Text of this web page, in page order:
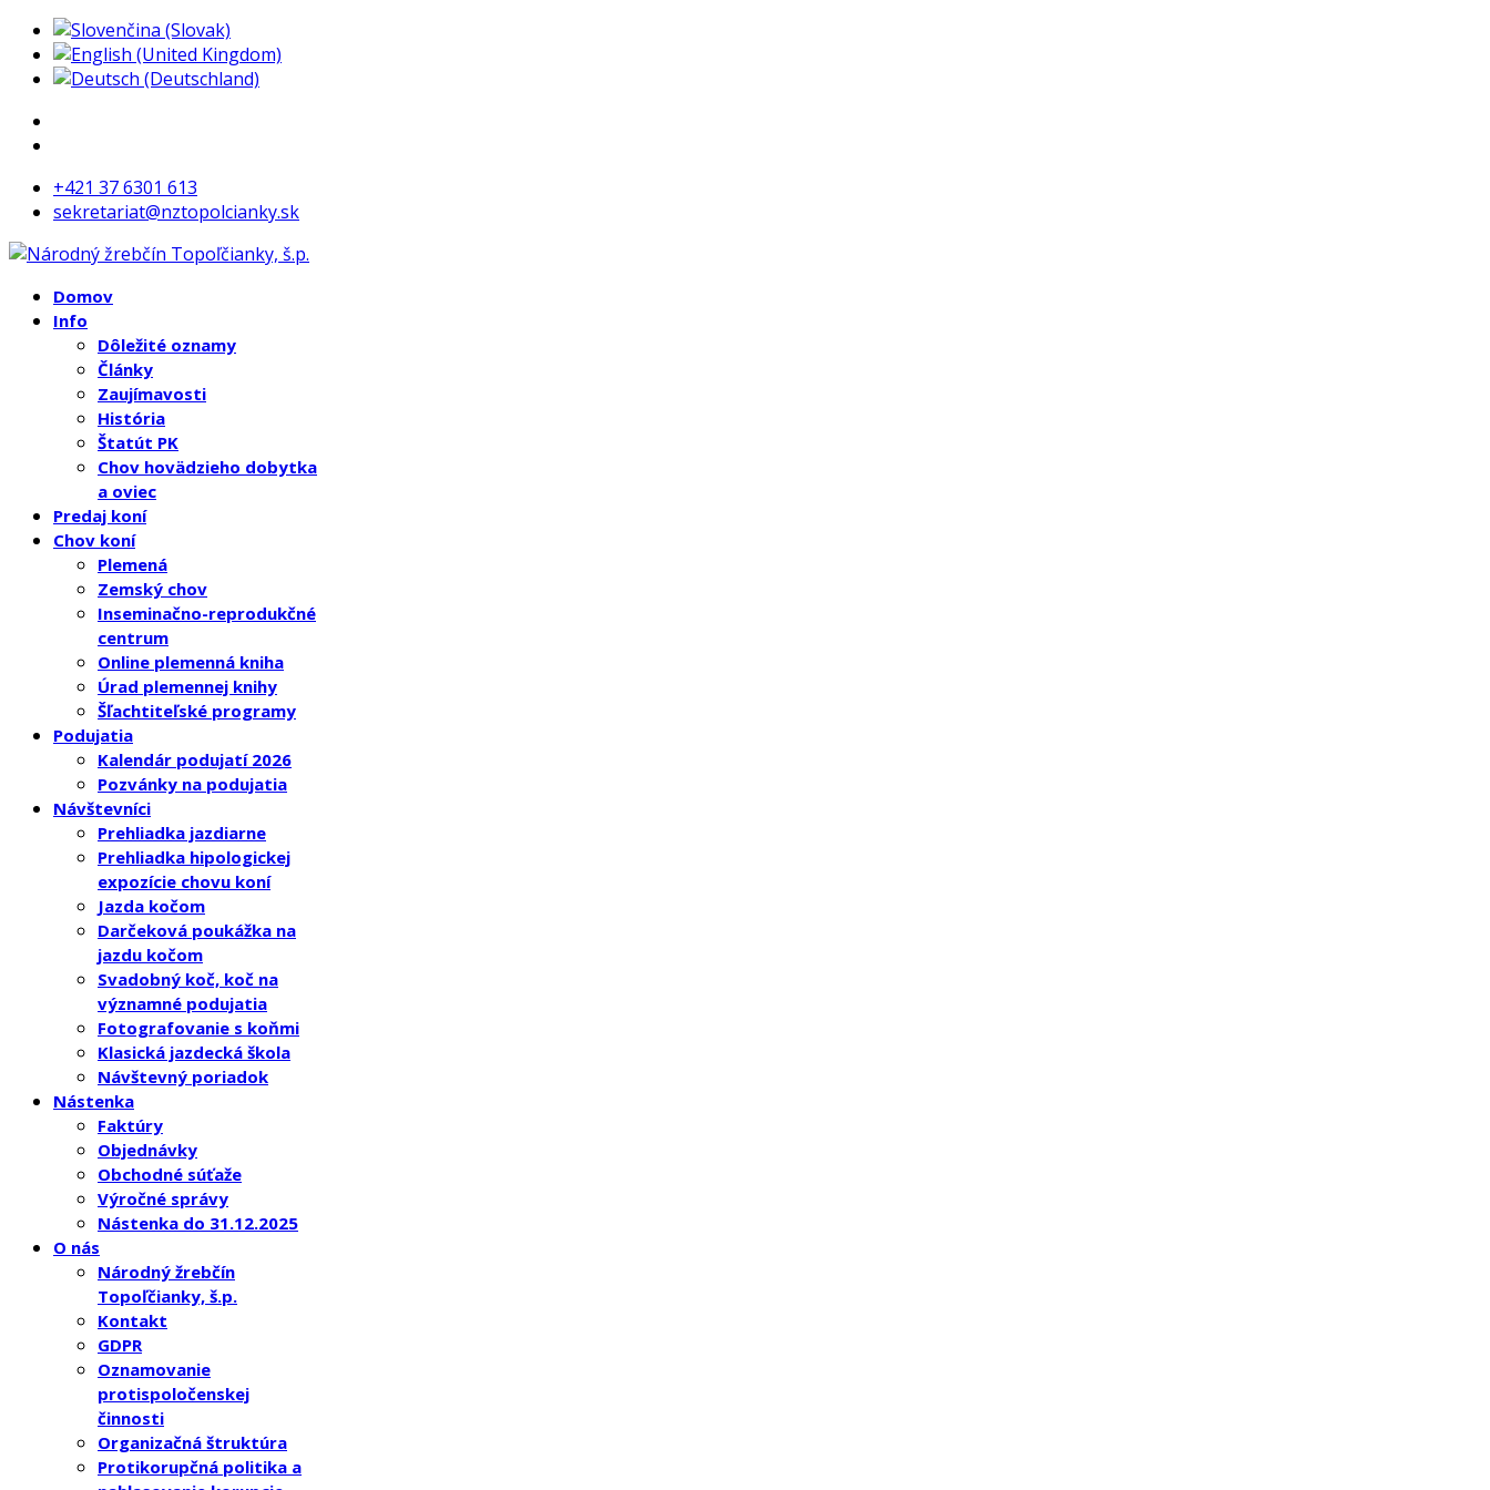
+421 37 6301 613
sekretariat@nztopolcianky.sk
Domov
Info
Dôležité oznamy
Články
Zaujímavosti
História
Štatút PK
Chov hovädzieho dobytka
a oviec
Predaj koní
Chov koní
Plemená
Zemský chov
Inseminačno-reprodukčné
centrum
Online plemenná kniha
Úrad plemennej knihy
Šľachtiteľské programy
Podujatia
Kalendár podujatí 2026
Pozvánky na podujatia
Návštevníci
Prehliadka jazdiarne
Prehliadka hipologickej
expozície chovu koní
Jazda kočom
Darčeková poukážka na
jazdu kočom
Svadobný koč, koč na
významné podujatia
Fotografovanie s koňmi
Klasická jazdecká škola
Návštevný poriadok
Nástenka
Faktúry
Objednávky
Obchodné súťaže
Výročné správy
Nástenka do 31.12.2025
O nás
Národný žrebčín
Topoľčianky, š.p.
Kontakt
GDPR
Oznamovanie
protispoločenskej
činnosti
Organizačná štruktúra
Protikorupčná politika a